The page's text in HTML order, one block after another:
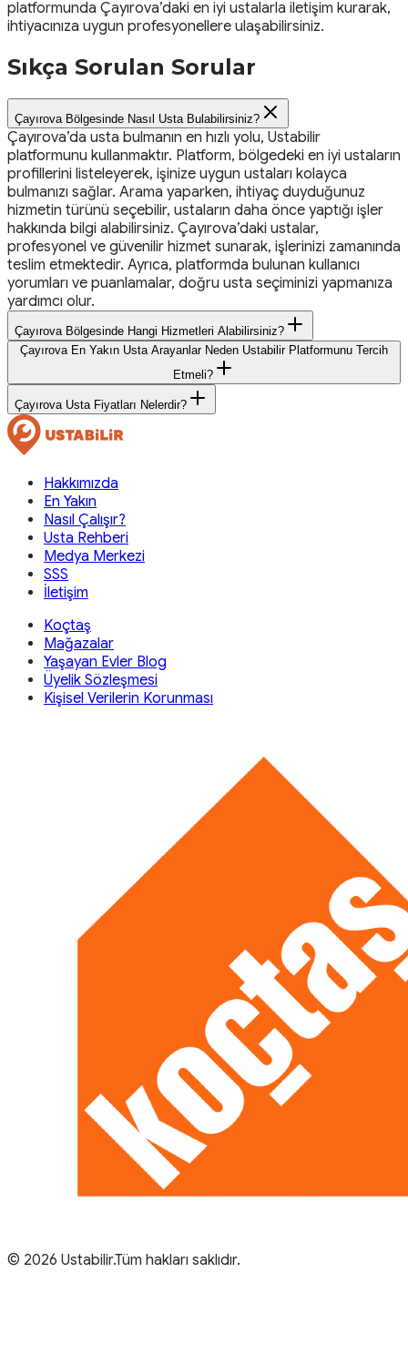
platformunda Çayırova’daki en iyi ustalarla iletişim kurarak,
ihtiyacınıza uygun profesyonellere ulaşabilirsiniz.
Sıkça Sorulan Sorular
Çayırova Bölgesinde Nasıl Usta Bulabilirsiniz?
Çayırova’da usta bulmanın en hızlı yolu, Ustabilir
platformunu kullanmaktır. Platform, bölgedeki en iyi ustaların
profillerini listeleyerek, işinize uygun ustaları kolayca
bulmanızı sağlar. Arama yaparken, ihtiyaç duyduğunuz
hizmetin türünü seçebilir, ustaların daha önce yaptığı işler
hakkında bilgi alabilirsiniz. Çayırova’daki ustalar,
profesyonel ve güvenilir hizmet sunarak, işlerinizi zamanında
teslim etmektedir. Ayrıca, platformda bulunan kullanıcı
yorumları ve puanlamalar, doğru usta seçiminizi yapmanıza
yardımcı olur.
Çayırova Bölgesinde Hangi Hizmetleri Alabilirsiniz?
Çayırova En Yakın Usta Arayanlar Neden Ustabilir Platformunu Tercih
Etmeli?
Çayırova Usta Fiyatları Nelerdir?
Hakkımızda
En Yakın
Nasıl Çalışır?
Usta Rehberi
Medya Merkezi
SSS
İletişim
Koçtaş
Mağazalar
Yaşayan Evler Blog
Üyelik Sözleşmesi
Kişisel Verilerin Korunması
© 2026 Ustabilir.Tüm hakları saklıdır.